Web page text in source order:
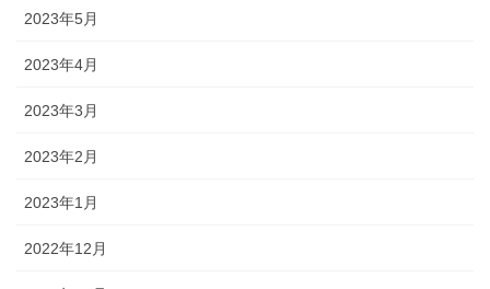
2023年5月
2023年4月
2023年3月
2023年2月
2023年1月
2022年12月